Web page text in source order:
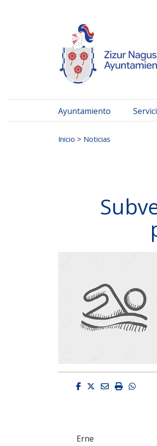
Ayuntamiento
Inicio > Noticias
Facebook
Twitter
EmailImprimir
Erne